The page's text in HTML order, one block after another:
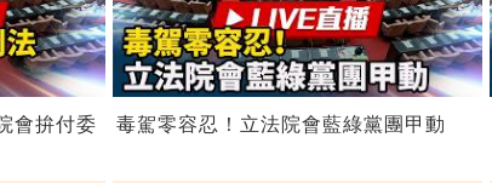
會拚付委 毒駕零容忍！立法院會藍綠黨團甲動